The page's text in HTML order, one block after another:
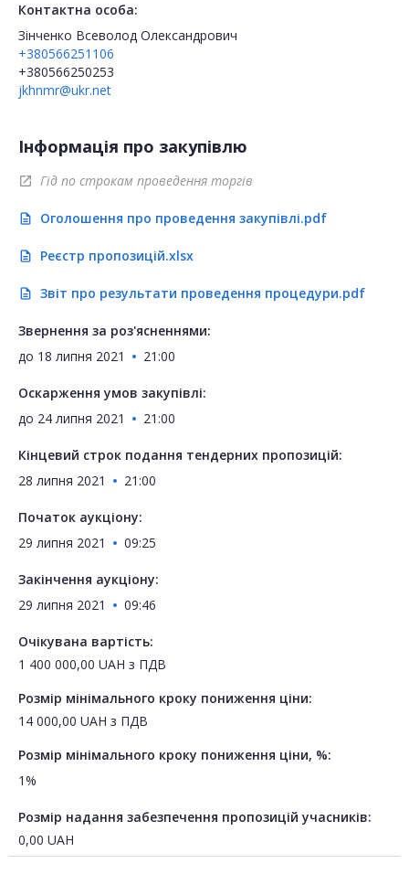
Контактна особа:
Зінченко Всеволод Олександрович
+380566251106
+380566250253
jkhnmr@ukr.net
Інформація про закупівлю
open_in_new Гід по строкам проведення торгів
description Оголошення про проведення закупівлі.pdf
description Реєстр пропозицій.xlsx
description Звіт про результати проведення процедури.pdf
Звернення за роз'ясненнями:
до 18 липня 2021 21:00
Оскарження умов закупівлі:
до 24 липня 2021 21:00
Кінцевий строк подання тендерних пропозицій:
28 липня 2021
21:00
Початок аукціону:
29 липня 2021
09:25
Закінчення аукціону:
29 липня 2021
09:46
Очікувана вартість:
1 400 000,00 UAH з ПДВ
Розмір мінімального кроку пониження ціни:
14 000,00 UAH з ПДВ
Розмір мінімального кроку пониження ціни, %:
1%
Розмір надання забезпечення пропозицій учасників:
0,00 UAH